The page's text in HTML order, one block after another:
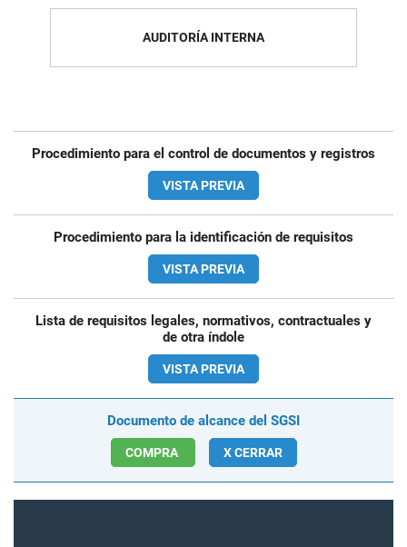
AUDITORÍA INTERNA
Procedimiento para el control de documentos y registros
VISTA PREVIA
Procedimiento para la identificación de requisitos
VISTA PREVIA
Lista de requisitos legales, normativos, contractuales y
de otra índole
VISTA PREVIA
Documento de alcance del SGSI
COMPRA X CERRAR